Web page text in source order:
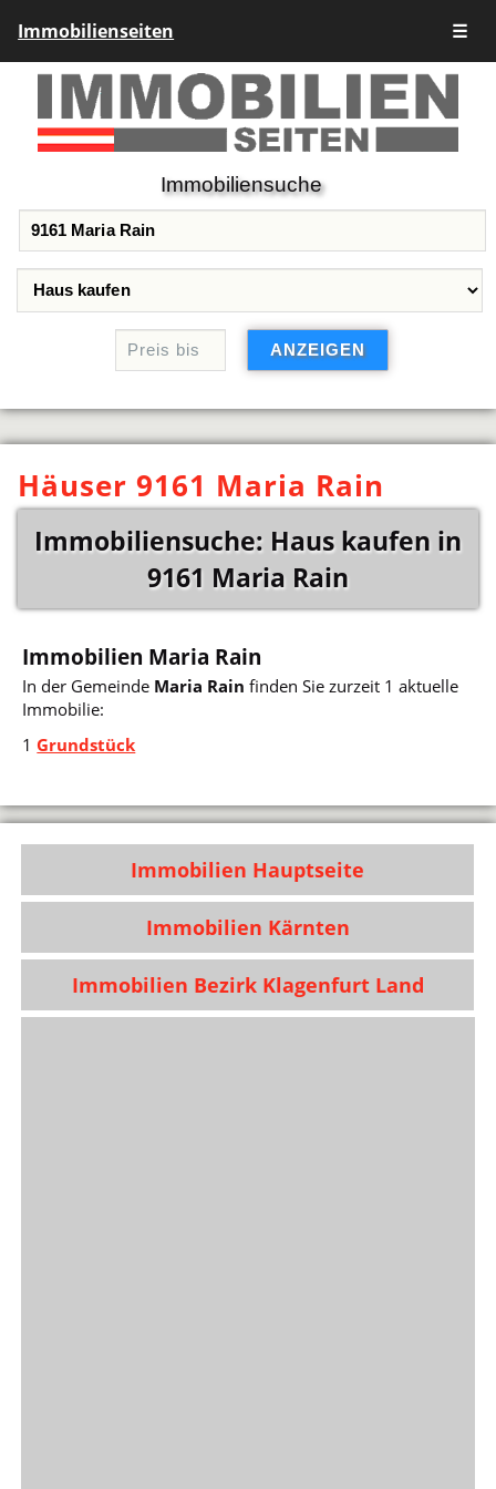
Immobilienseiten ☰
Immobiliensuche
Häuser 9161 Maria Rain
Immobiliensuche: Haus kaufen in
9161 Maria Rain
Immobilien Maria Rain
In der Gemeinde Maria Rain finden Sie zurzeit 1 aktuelle
Immobilie:
1Grundstück
Immobilien Hauptseite
Immobilien Kärnten
Immobilien Bezirk Klagenfurt Land